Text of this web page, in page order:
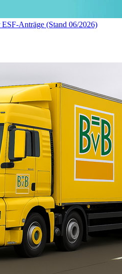
Anträge (Stand 06/2026)